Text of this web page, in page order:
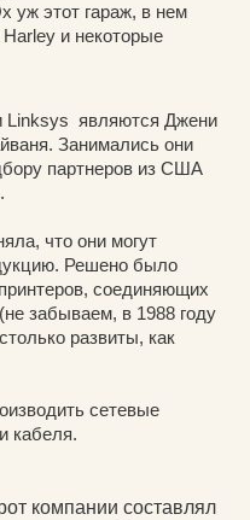
уж этот гараж, в нем
Harley и некоторые
Linksys являются Джени
Занимались они
партнеров из США
что они могут
Решено было
соединяющих
забываем, в 1988 году
развиты, как
сетевые
кабеля.
компании составлял